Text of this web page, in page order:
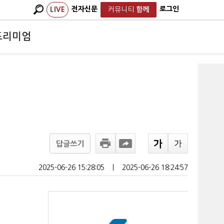
LIVE 전자신문 커뮤니티 함께 로그인
리미엄
답글쓰기
2025-06-26 15:28:05 2025-06-26 18:24:57